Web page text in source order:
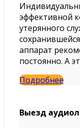
эффективной
утерянного
аппарат
постоянно. А
Подробнее
Выезд